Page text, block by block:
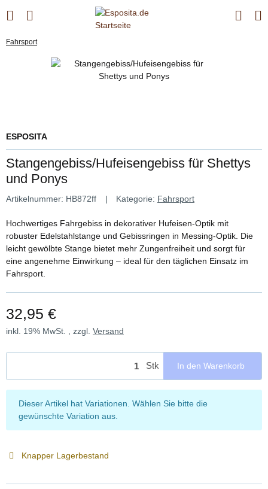
Fahrsport
ESPOSITA
Stangengebiss/Hufeisengebiss für Shettys
und Ponys
Artikelnummer: HB872ff Kategorie: Fahrsport
Hochwertiges Fahrgebiss in dekorativer Hufeisen-Optik mit
robuster Edelstahlstange und Gebissringen in Messing-Optik. Die
leicht gewölbte Stange bietet mehr Zungenfreiheit und sorgt für
eine angenehme Einwirkung – ideal für den täglichen Einsatz im
Fahrsport.
32,95 €
inkl. 19% MwSt. , zzgl. Versand
Stk In den Warenkorb
x
Dieser Artikel hat Variationen. Wählen Sie bitte die
gewünschte Variation aus.
Knapper Lagerbestand